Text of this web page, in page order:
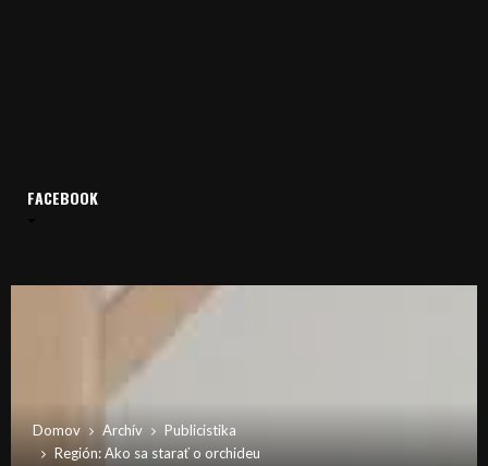
Domov Archív
Publicistika
Región: Ako sa starať o orchideu
FACEBOOK